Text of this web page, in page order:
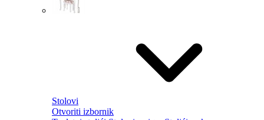
Stolovi
Otvoriti izbornik